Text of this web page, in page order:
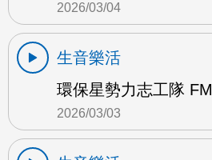
2026/03/04
生音樂活
環保星勢力志工隊 FM
2026/03/03